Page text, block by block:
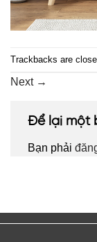
Trackbacks are
Next →
Để lại một
Bạn phải